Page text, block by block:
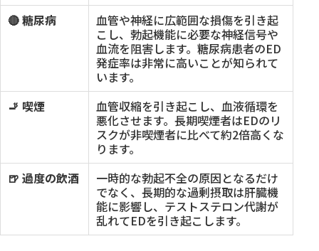
🔴 糖尿病
血管や神経に広範囲な損傷を引き起
こし、勃起機能に必要な神経信号や
血流を阻害します。糖尿病患者のED
発症率は非常に高いことが知られて
います。
🚬 喫煙
血管収縮を引き起こし、血液循環を
悪化させます。長期喫煙者はEDのリ
スクが非喫煙者に比べて約2倍高くな
ります。
🍺 過度の飲酒
一時的な勃起不全の原因となるだけ
でなく、長期的な過剰摂取は肝臓機
能に影響し、テストステロン代謝が
乱れてEDを引き起こします。